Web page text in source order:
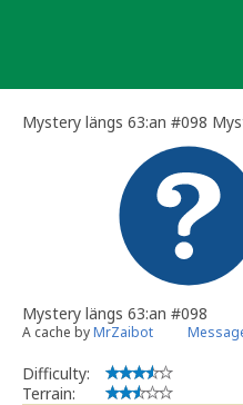
Mystery längs 63:an #098
Mystery längs 63:an #098
A cache byMrZaibot
Difficulty:
Terrain: